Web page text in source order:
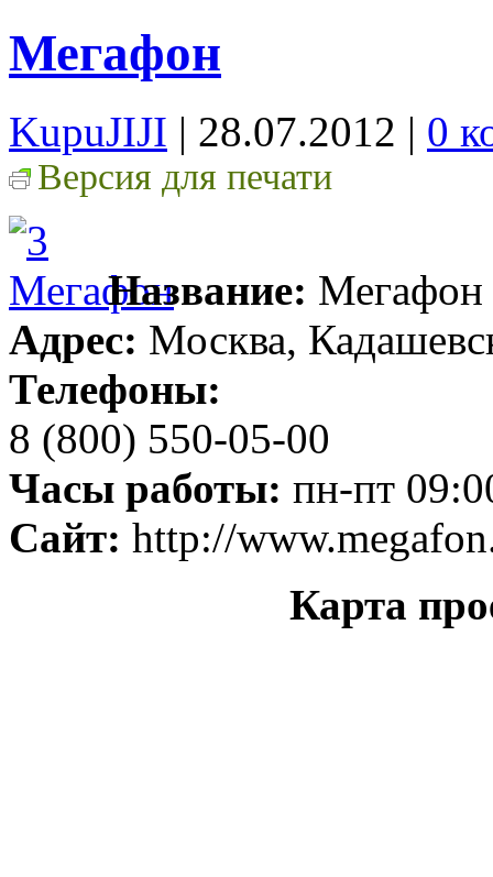
Мегафон
KupuJIJI | 28.07.2012 | 0
Версия для печати
Название: Мегафон
Адрес: Москва,
Телефоны:
8 (800) 550-05-00
Часы работы: пн-пт
Сайт: http://
Карта